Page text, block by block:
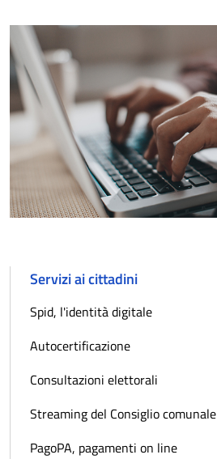
Servizi ai cittadini
Spid, l'identità digitale
Autocertificazione
Consultazioni elettorali
Streaming del Consiglio comunale
PagoPA, pagamenti on line